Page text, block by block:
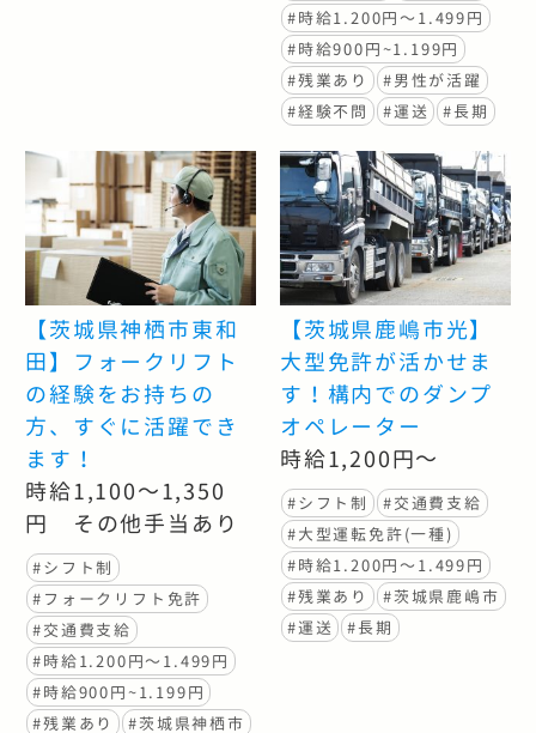
#時給1.200円〜1.499円
#時給900円~1.199円
#残業あり
#男性が活躍
#経験不問
#運送 #長期
【茨城県神栖市東和
田】フォークリフト
の経験をお持ちの
方、すぐに活躍でき
ます！
時給1,100～1,350
円 その他手当あり
#シフト制
#フォークリフト免許
#交通費支給
#時給1.200円〜1.499円
#時給900円~1.199円
#残業あり
#茨城県神栖市
【茨城県鹿嶋市光】
大型免許が活かせま
す！構内でのダンプ
オペレーター
時給1,200円～
#シフト制
#交通費支給
#大型運転免許(一種)
#時給1.200円〜1.499円
#残業あり
#茨城県鹿嶋市
#運送
#長期